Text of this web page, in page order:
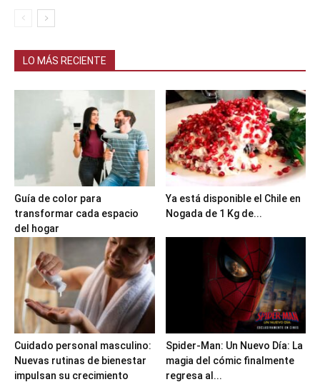
LO MÁS RECIENTE
Guía de color para
transformar cada espacio
del hogar
Ya está disponible el Chile en
Nogada de 1 Kg de...
Cuidado personal masculino:
Nuevas rutinas de bienestar
impulsan su crecimiento
Spider-Man: Un Nuevo Día: La
magia del cómic finalmente
regresa al...